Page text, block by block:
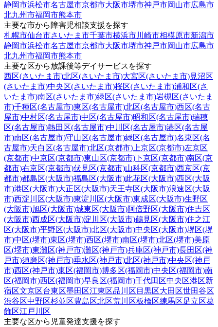
静岡市浜松市名古屋市京都市大阪市堺市神戸市岡山市広島市
北九州市福岡市熊本市
主要な市から障害児相談支援を探す
札幌市仙台市さいたま市千葉市横浜市川崎市相模原市新潟市
静岡市浜松市名古屋市京都市大阪市堺市神戸市岡山市広島市
北九州市福岡市熊本市
主要な区から放課後等デイサービスを探す
西区(さいたま市)北区(さいたま市)大宮区(さいたま市)見沼区
(さいたま市)中央区(さいたま市)桜区(さいたま市)浦和区(さ
いたま市)南区(さいたま市)緑区(さいたま市)岩槻区(さいたま
市)千種区(名古屋市)東区(名古屋市)北区(名古屋市)西区(名古
屋市)中村区(名古屋市)中区(名古屋市)昭和区(名古屋市)瑞穂
区(名古屋市)熱田区(名古屋市)中川区(名古屋市)港区(名古屋
市)南区(名古屋市)守山区(名古屋市)緑区(名古屋市)名東区(名
古屋市)天白区(名古屋市)北区(京都市) 上京区(京都市)左京区
(京都市)中京区(京都市)東山区(京都市)下京区(京都市)南区(京
都市)右京区(京都市)伏見区(京都市)山科区(京都市)西京区(京
都市)都島区(大阪市)福島区(大阪市)此花区(大阪市)西区(大阪
市)港区(大阪市)大正区(大阪市)天王寺区(大阪市)浪速区(大阪
市)西淀川区(大阪市)東淀川区(大阪市)東成区(大阪市)生野区
(大阪市)旭区(大阪市)城東区(大阪市)阿倍野区(大阪市)住吉区
(大阪市)西成区(大阪市)淀川区(大阪市)鶴見区(大阪市)住之江
区(大阪市)平野区(大阪市)北区(大阪市)中央区(大阪市)堺区(堺
市)中区(堺市)東区(堺市)西区(堺市)南区(堺市)北区(堺市)美原
区(堺市)東灘区(神戸市)灘区(神戸市)兵庫区(神戸市)長田区(神
戸市)須磨区(神戸市)垂水区(神戸市)北区(神戸市)中央区(神戸
市)西区(神戸市)東区(福岡市)博多区(福岡市)中央区(福岡市)南
区(福岡市)西区(福岡市)早良区(福岡市)千代田区中央区港区新
宿区文京区台東区墨田区江東区品川区 目黒区大田区世田谷区
渋谷区中野区杉並区豊島区北区荒川区板橋区練馬区足立区葛
飾区江戸川区
主要な区から児童発達支援を探す